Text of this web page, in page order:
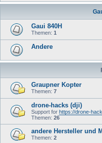
Gaui 840H
Themen: 1
Andere
Graupner Kopter
Themen: 7
drone-hacks (dji)
Support for https://drone-
Themen: 26
andere Hersteller und
Themen: 2